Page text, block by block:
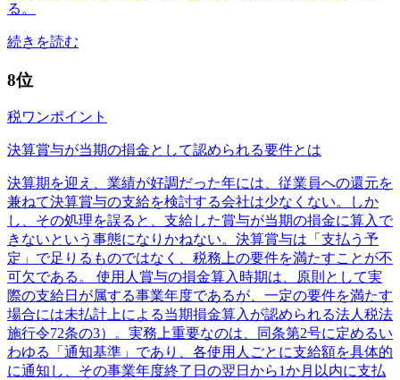
る。
続きを読む
8位
税ワンポイント
決算賞与が当期の損金として認められる要件とは
決算期を迎え、業績が好調だった年には、従業員への還元を
兼ねて決算賞与の支給を検討する会社は少なくない。しか
し、その処理を誤ると、支給した賞与が当期の損金に算入で
きないという事態になりかねない。決算賞与は「支払う予
定」で足りるものではなく、税務上の要件を満たすことが不
可欠である。 使用人賞与の損金算入時期は、原則として実
際の支給日が属する事業年度であるが、一定の要件を満たす
場合には未払計上による当期損金算入が認められる法人税法
施行令72条の3）。実務上重要なのは、同条第2号に定めるい
わゆる「通知基準」であり、各使用人ごとに支給額を具体的
に通知し、その事業年度終了日の翌日から1か月以内に支払